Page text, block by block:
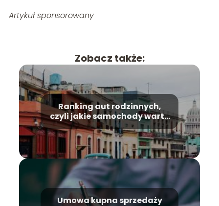
Artykuł sponsorowany
Zobacz także:
Ranking aut rodzinnych,
czyli jakie samochody warto
kupić?
Umowa kupna sprzedaży